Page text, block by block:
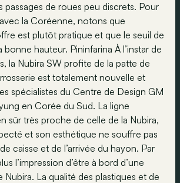
passages de roues peu discrets. Pour
la Coréenne, notons que
est plutôt pratique et que le seuil de
hauteur. Pininfarina À l’instar de
la Nubira SW profite de la patte de
est totalement nouvelle et
spécialistes du Centre de Design GM
en Corée du Sud. La ligne
sûr très proche de celle de la Nubira,
et son esthétique ne souffre pas
caisse et de l’arrivée du hayon. Par
l’impression d’être à bord d’une
Nubira. La qualité des plastiques et de